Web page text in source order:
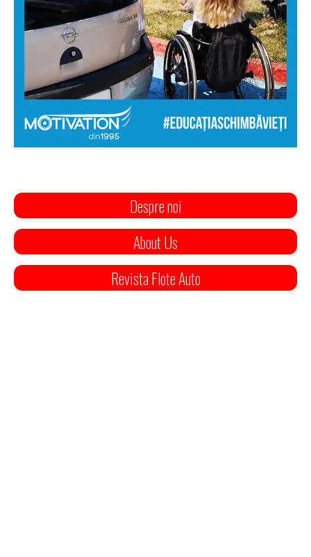
Despre noi
About Us
Revista Flote Auto